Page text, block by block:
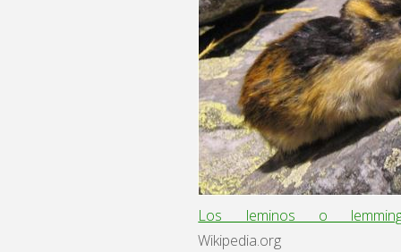
Los leminos o
Wikipedia.org